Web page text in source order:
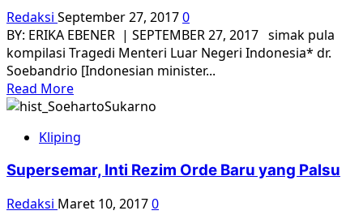
Redaksi September 27, 20170
BY: ERIKA EBENER | SEPTEMBER 27, 2017 simak pula
kompilasi Tragedi Menteri Luar Negeri Indonesia* dr.
Soebandrio [Indonesian minister...
Read MoreRead
more
Wawancara
Dr
Soebandrio,
Kliping
Supersemar, Inti Rezim Orde Baru yang Palsu
Redaksi Maret 10, 20170